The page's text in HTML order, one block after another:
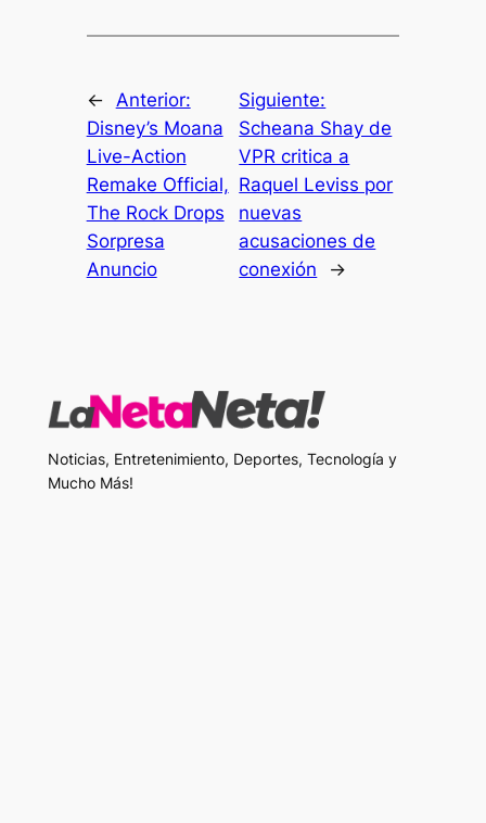
←
Anterior:
Disney’s Moana
Live-Action
Remake Official,
The Rock Drops
Sorpresa
Anuncio
Siguiente:
Scheana Shay de
VPR critica a
Raquel Leviss por
nuevas
acusaciones de
conexión
→
Noticias, Entretenimiento, Deportes, Tecnología y
Mucho Más!